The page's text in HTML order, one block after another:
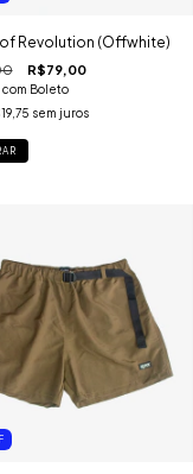
Revolution (Offwhite)
R$79,00
com Boleto
sem juros